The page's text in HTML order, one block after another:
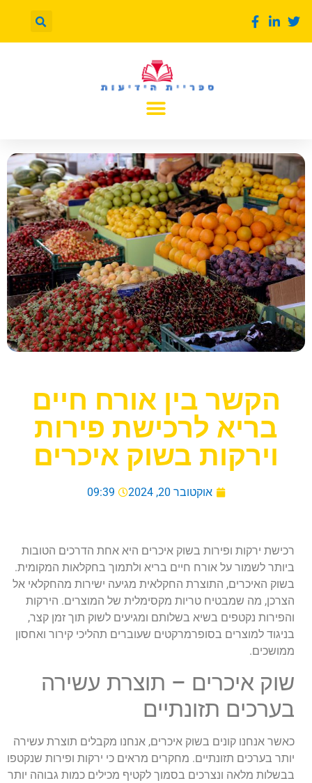
הקשר בין אורח חיים
בריא לרכישת פירות
וירקות בשוק איכרים
אוקטובר 20, 2024 09:39
רכישת ירקות ופירות בשוק איכרים היא אחת הדרכים הטובות
ביותר לשמור על אורח חיים בריא ולתמוך בחקלאות המקומית.
בשוק האיכרים, התוצרת החקלאית מגיעה ישירות מהחקלאי אל
הצרכן, מה שמבטיח טריות מקסימלית של המוצרים. הירקות
והפירות נקטפים בשיא בשלותם ומגיעים לשוק תוך זמן קצר,
בניגוד למוצרים בסופרמרקטים שעוברים תהליכי קירור ואחסון
ממושכים.
שוק איכרים – תוצרת עשירה
בערכים תזונתיים
כאשר אנחנו קונים בשוק איכרים, אנחנו מקבלים תוצרת עשירה
יותר בערכים תזונתיים. מחקרים מראים כי ירקות ופירות שנקטפו
בבשלות מלאה ונצרכים בסמוך לקטיף מכילים כמות גבוהה יותר